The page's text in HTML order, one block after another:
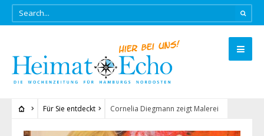
Für Sie entdeckt Cornelia Diegmann zeigt Malerei